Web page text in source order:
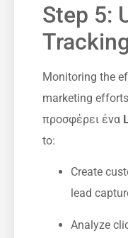
Step 5:
Monitoring the
marketing
προσφέρει ένα
to:
Create
lead
Analyze